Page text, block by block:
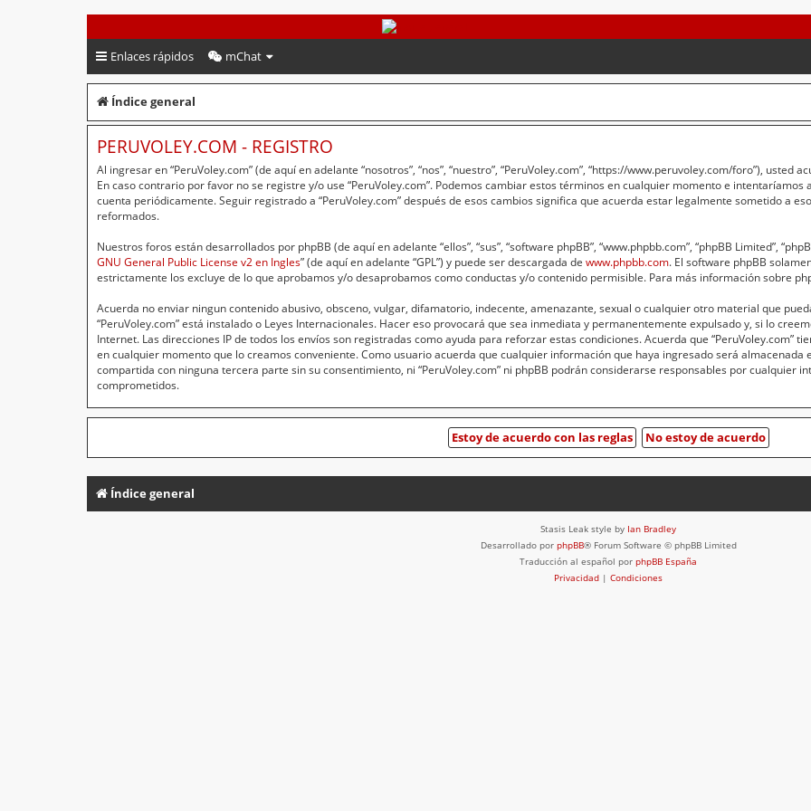
PeruVoley.com
Enlaces rápidos mChat
Índice general
PERUVOLEY.COM - REGISTRO
Al ingresar en “PeruVoley.com” (de aquí en adelante “nosotros”, “nos”, “nuestro”, “PeruVoley.com”, “https://www.peruvoley.com/foro”),
En caso contrario por favor no se registre y/o use “PeruVoley.com”. Podemos cambiar estos términos en cualquier momento e
cuenta periódicamente. Seguir registrado a “PeruVoley.com” después de esos cambios significa que acuerda estar legalmente sometido a
reformados.
Nuestros foros están desarrollados por phpBB (de aquí en adelante “ellos”, “sus”, “software phpBB”, “www.phpbb.com”, “phpBB Limited”,
GNU General Public License v2 en Ingles” (de aquí en adelante “GPL”) y puede ser descargada de www.phpbb.com. El software phpBB
estrictamente los excluye de lo que aprobamos y/o desaprobamos como conductas y/o contenido permisible. Para más información sobre
Acuerda no enviar ningun contenido abusivo, obsceno, vulgar, difamatorio, indecente, amenazante, sexual o cualquier otro material que
“PeruVoley.com” está instalado o Leyes Internacionales. Hacer eso provocará que sea inmediata y permanentemente expulsado y, si lo
Internet. Las direcciones IP de todos los envíos son registradas como ayuda para reforzar estas condiciones. Acuerda que “PeruVoley.com”
en cualquier momento que lo creamos conveniente. Como usuario acuerda que cualquier información que haya ingresado será almacenada
compartida con ninguna tercera parte sin su consentimiento, ni “PeruVoley.com” ni phpBB podrán considerarse responsables por cualquier
comprometidos.
Índice general
Stasis Leak style by Ian Bradley
Desarrollado por phpBB® Forum Software © phpBB Limited
Traducción al español por phpBB España
Privacidad | Condiciones